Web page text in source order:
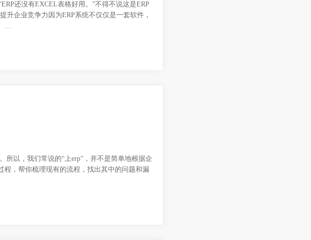
还没有EXCEL表格好用。”不得不说这是ERP
升企业竞争力因为ERP系统不仅仅是一套软件，
…
所以，我们常说的“上erp”，并不是简单地根据企
，帮你梳理现有的流程，找出其中的问题和漏